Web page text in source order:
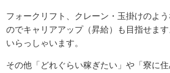
フォークリフト、クレーン・玉掛けのよ
のでキャリアアップ（昇給）も目指せま
いらっしゃいます。
その他「どれぐらい稼ぎたい」や「寮に